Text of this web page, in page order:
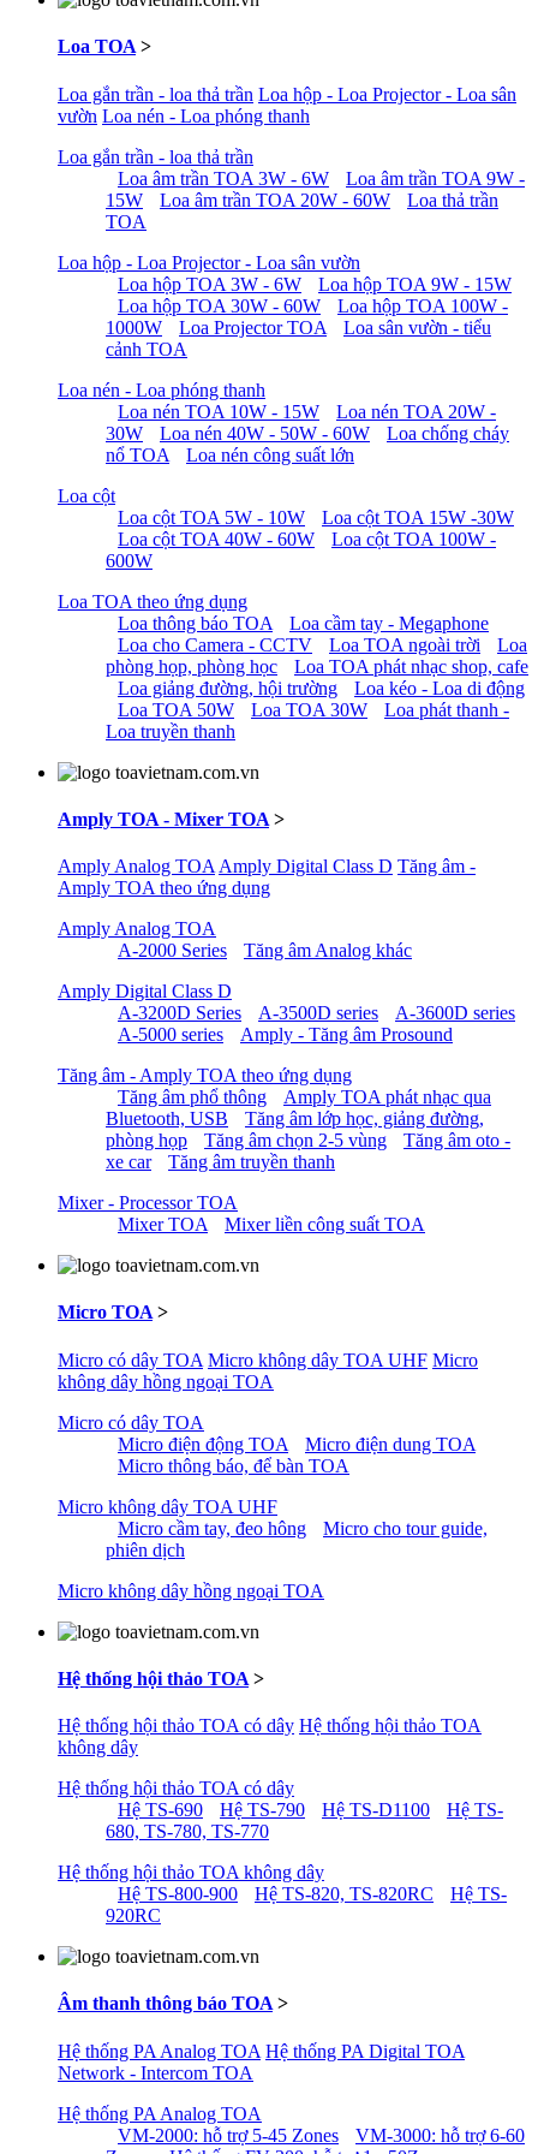
Loa TOA >
Loa gắn trần - loa thả trần Loa hộp - Loa Projector - Loa sân
vườn Loa nén - Loa phóng thanh
Loa gắn trần - loa thả trần
Loa âm trần TOA 3W - 6W
Loa âm trần TOA 9W -
15W
Loa âm trần TOA 20W - 60W
Loa thả trần
TOA
Loa hộp - Loa Projector - Loa sân vườn
Loa hộp TOA 3W - 6W
Loa hộp TOA 9W - 15W
Loa hộp TOA 30W - 60W
Loa hộp TOA 100W -
1000W
Loa Projector TOA
Loa sân vườn - tiểu
cảnh TOA
Loa nén - Loa phóng thanh
Loa nén TOA 10W - 15W
Loa nén TOA 20W -
30W
Loa nén 40W - 50W - 60W
Loa chống cháy
nổ TOA
Loa nén công suất lớn
Loa cột
Loa cột TOA 5W - 10W
Loa cột TOA 15W -30W
Loa cột TOA 40W - 60W
Loa cột TOA 100W -
600W
Loa TOA theo ứng dụng
Loa thông báo TOA
Loa cầm tay - Megaphone
Loa cho Camera - CCTV
Loa TOA ngoài trời
Loa
phòng họp, phòng học
Loa TOA phát nhạc shop, cafe
Loa giảng đường, hội trường
Loa kéo - Loa di động
Loa TOA 50W
Loa TOA 30W
Loa phát thanh -
Loa truyền thanh
Amply TOA - Mixer TOA >
Amply Analog TOA Amply Digital Class D Tăng âm -
Amply TOA theo ứng dụng
Amply Analog TOA
A-2000 Series
Tăng âm Analog khác
Amply Digital Class D
A-3200D Series
A-3500D series
A-3600D series
A-5000 series
Amply - Tăng âm Prosound
Tăng âm - Amply TOA theo ứng dụng
Tăng âm phổ thông
Amply TOA phát nhạc qua
Bluetooth, USB
Tăng âm lớp học, giảng đường,
phòng họp
Tăng âm chọn 2-5 vùng
Tăng âm oto -
xe car
Tăng âm truyền thanh
Mixer - Processor TOA
Mixer TOA
Mixer liền công suất TOA
Micro TOA >
Micro có dây TOA Micro không dây TOA UHF Micro
không dây hồng ngoại TOA
Micro có dây TOA
Micro điện động TOA
Micro điện dung TOA
Micro thông báo, để bàn TOA
Micro không dây TOA UHF
Micro cầm tay, đeo hông
Micro cho tour guide,
phiên dịch
Micro không dây hồng ngoại TOA
Hệ thống hội thảo TOA >
Hệ thống hội thảo TOA có dây Hệ thống hội thảo TOA
không dây
Hệ thống hội thảo TOA có dây
Hệ TS-690
Hệ TS-790 Hệ TS-D1100
Hệ TS-
680, TS-780, TS-770
Hệ thống hội thảo TOA không dây
Hệ TS-800-900
Hệ TS-820, TS-820RC
Hệ TS-
920RC
Âm thanh thông báo TOA >
Hệ thống PA Analog TOA Hệ thống PA Digital TOA
Network - Intercom TOA
Hệ thống PA Analog TOA
VM-2000: hỗ trợ 5-45 Zones
VM-3000: hỗ trợ 6-60